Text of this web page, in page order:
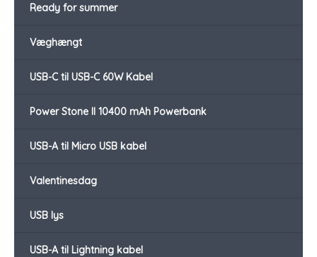
Ready for summer
Væghængt
USB-C til USB-C 60W Kabel
Power Stone II 10400 mAh Powerbank
USB-A til Micro USB kabel
Valentinesdag
USB lys
USB-A til Lightning kabel